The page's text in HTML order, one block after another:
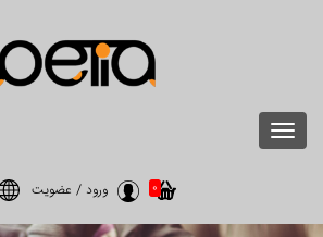
Toggle
navigation
0 ورود / عضویت